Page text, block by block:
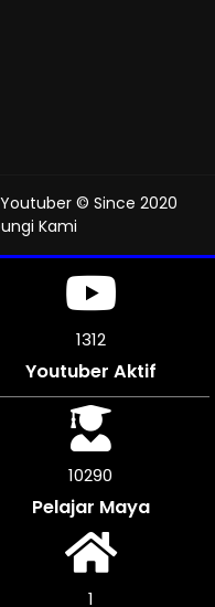
© Since 2020
Kami
1312
Youtuber Aktif
10290
Pelajar Maya
1